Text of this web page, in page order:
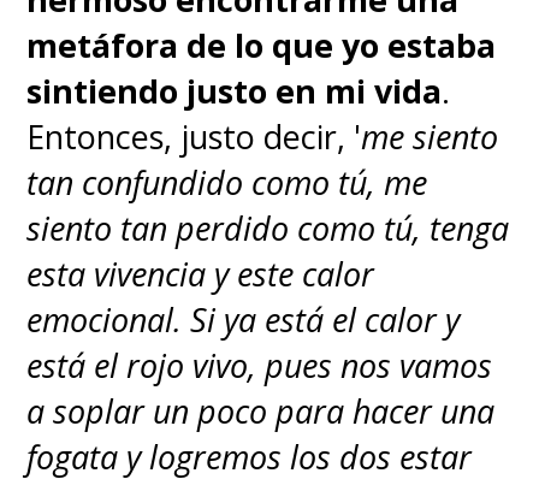
metáfora de lo que yo estaba
sintiendo justo en mi vida.
Entonces, justo decir, 'me siento
tan confundido como tú, me
siento tan perdido como tú, tenga
esta vivencia y este calor
emocional. Si ya está el calor y
está el rojo vivo, pues nos vamos
a soplar un poco para hacer una
fogata y logremos los dos estar